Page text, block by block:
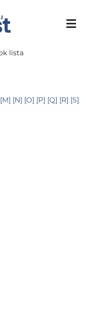
lista
[M] [N] [O] [P] [Q] [R] [S]